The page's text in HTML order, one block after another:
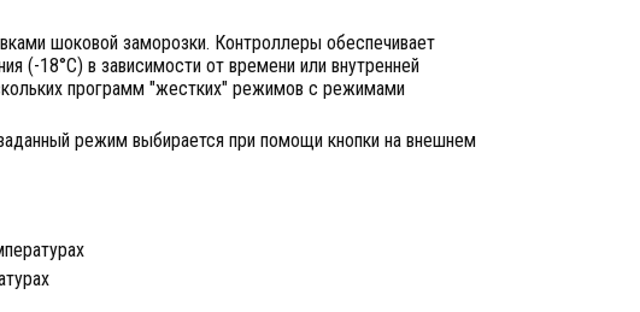
шоковой заморозки. Контроллеры обеспечивает
(-18°C) в зависимости от времени или внутренней
программ "жестких" режимов с режимами
режим выбирается при помощи кнопки на внешнем